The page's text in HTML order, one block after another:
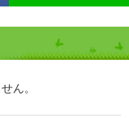
ん。